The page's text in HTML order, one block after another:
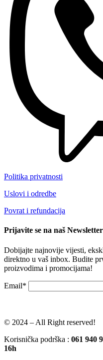
Politika privatnosti
Uslovi i odredbe
Povrat i refundacija
Prijavite se na naš
Dobijajte najnovije vijesti,
direktno u vaš inbox. Budite
proizvodima i promocijama!
Email*
© 2024 – All Right reserved!
Korisnička podrška : 061 940
16h